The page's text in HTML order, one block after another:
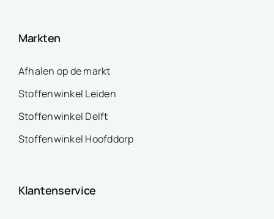
Markten
Afhalen op de markt
Stoffenwinkel Leiden
Stoffenwinkel Delft
Stoffenwinkel Hoofddorp
Klantenservice